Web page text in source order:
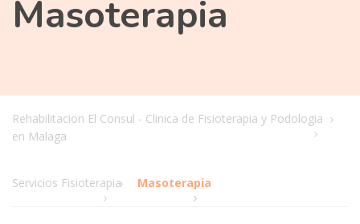
Masoterapia
Rehabilitacion El Consul - Clinica de Fisioterapia y Podologia
en Malaga
Servicios Fisioterapia Masoterapia